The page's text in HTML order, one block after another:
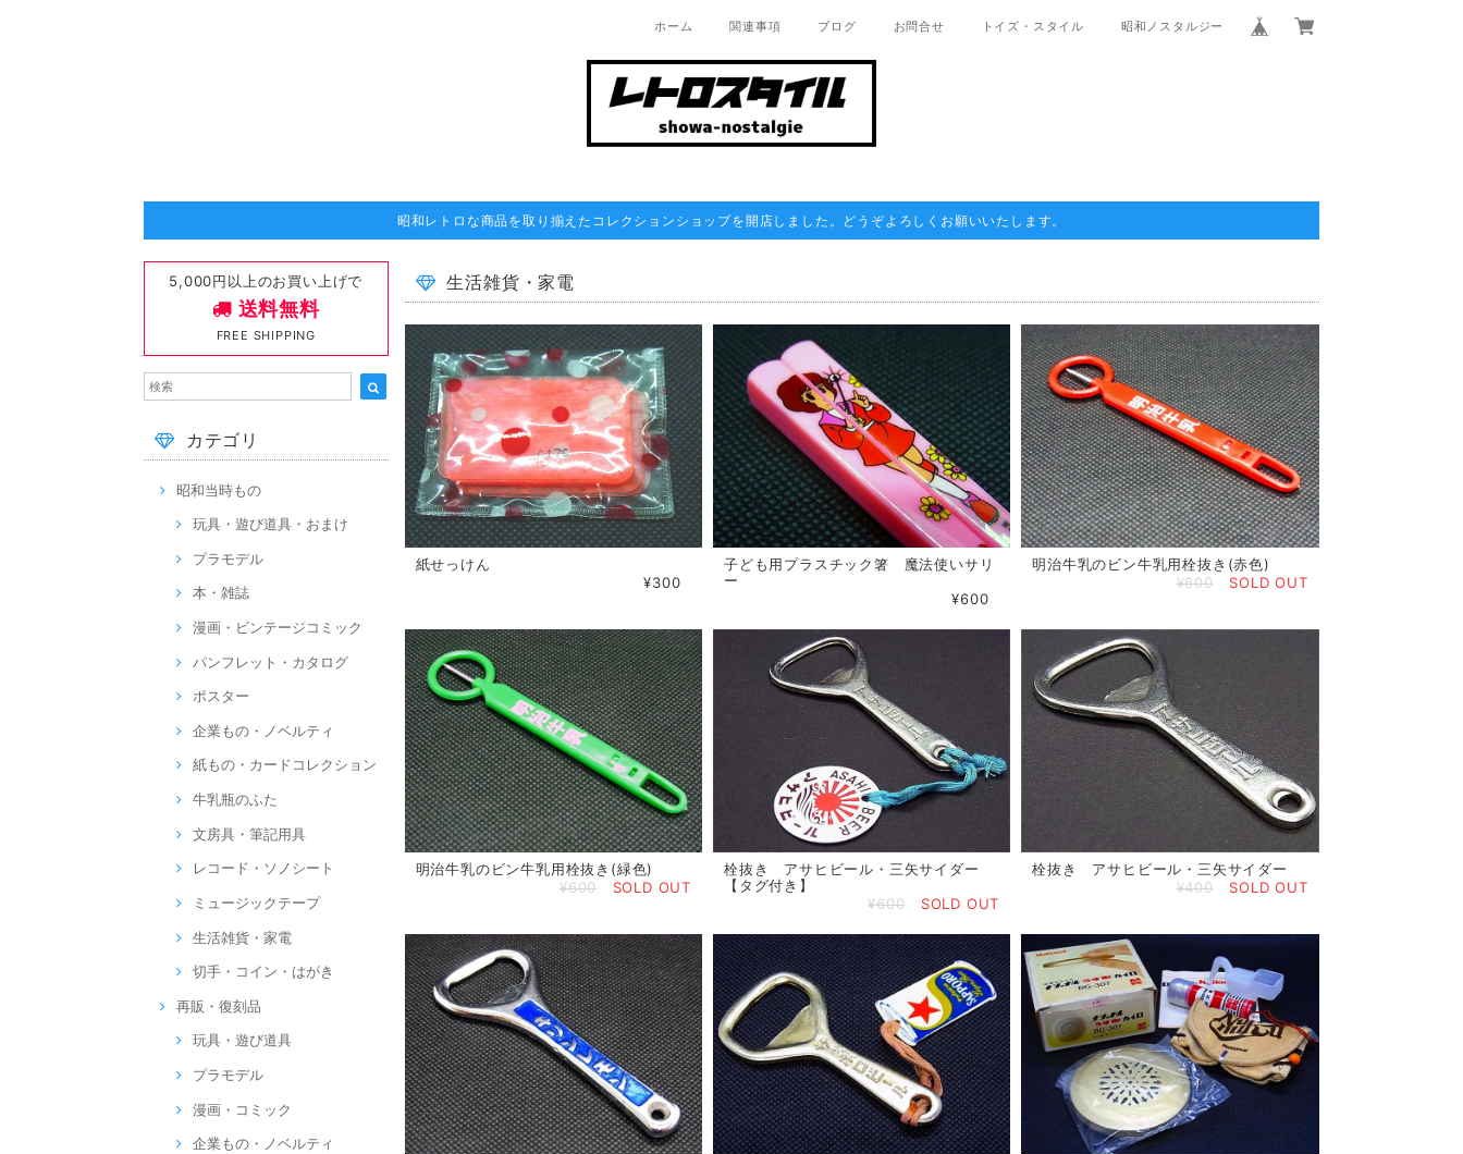
ホーム 関連事項 ブログ お問合せ トイズ・スタイル 昭和ノスタルジー
昭和レトロな商品を取り揃えたコレクションショップを開店しました。どうぞよろしくお願いいたします。
5,000円以上のお買い上げで
送料無料
FREE SHIPPING
カテゴリ
昭和当時もの
玩具・遊び道具・おまけ
プラモデル
本・雑誌
漫画・ビンテージコミック
パンフレット・カタログ
ポスター
企業もの・ノベルティ
紙もの・カードコレクション
牛乳瓶のふた
文房具・筆記用具
レコード・ソノシート
ミュージックテープ
生活雑貨・家電
切手・コイン・はがき
再販・復刻品
玩具・遊び道具
プラモデル
漫画・コミック
企業もの・ノベルティ
生活雑貨・家電
紙せっけん
¥300
子ども用プラスチック箸 魔法使いサリ
ー
¥600
明治牛乳のビン牛乳用栓抜き(赤色)
¥600
SOLD OUT
明治牛乳のビン牛乳用栓抜き(緑色)
¥600
SOLD OUT
栓抜き アサヒビール・三矢サイダー
【タグ付き】
¥600
SOLD OUT
栓抜き アサヒビール・三矢サイダー
¥400
SOLD OUT